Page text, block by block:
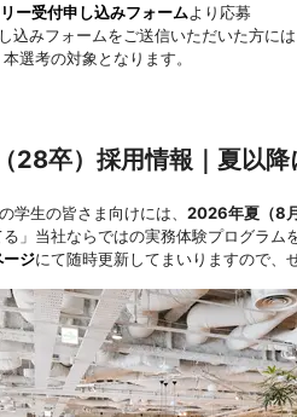
ー受付申し込みフォームより応募
込みフォームをご送信いただいた方に
選考の対象となります。
28卒）採用情報｜夏以降
学生の皆さま向けには、 2026年夏（8
」当社ならではの実務体験プログラム
ジにて随時更新してまいりますので、